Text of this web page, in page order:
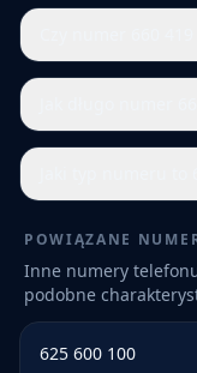
POWIĄZANE
Inne numery
podobne
625 600 100